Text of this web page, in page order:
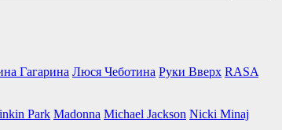
Гагарина Люся Чеботина Руки Вверх RASA
Park Madonna Michael Jackson Nicki Minaj